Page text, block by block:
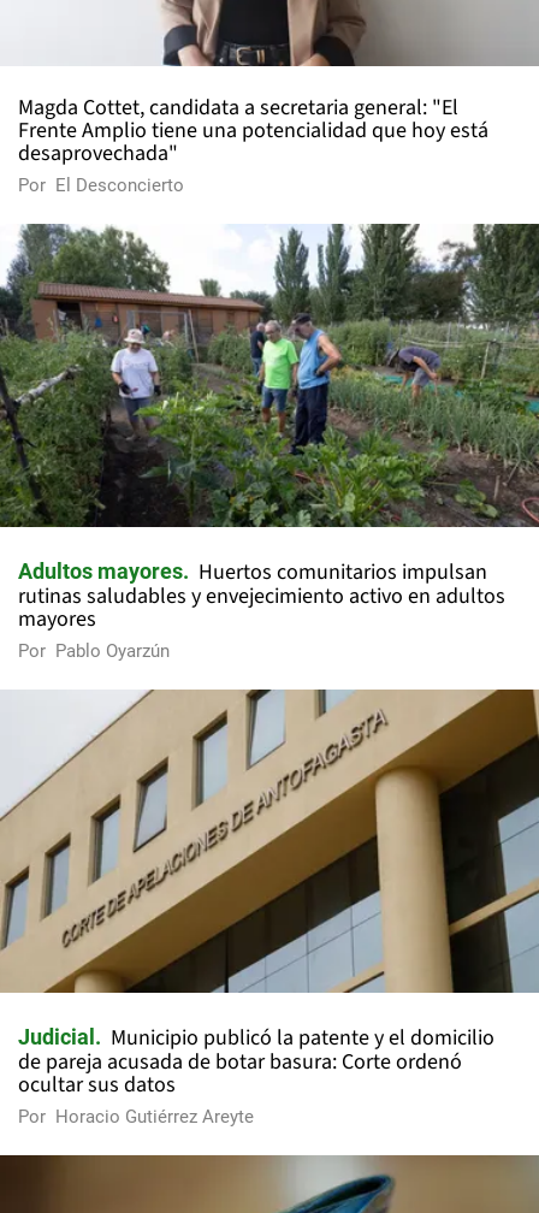
Magda Cottet, candidata a secretaria general: "El
Frente Amplio tiene una potencialidad que hoy está
desaprovechada"
Por El Desconcierto
Adultos mayores
Huertos comunitarios impulsan
rutinas saludables y envejecimiento activo en adultos
mayores
Por Pablo Oyarzún
Judicial
Municipio publicó la patente y el domicilio
de pareja acusada de botar basura: Corte ordenó
ocultar sus datos
Por Horacio Gutiérrez Areyte